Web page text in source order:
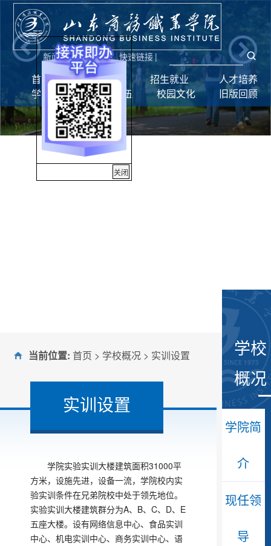
关闭
新闻网|统一门户 快速链接 |
首页 学校概况 招生就业
人才培养
学生工作
师资队伍 校园文化 旧版回顾
当前位置: 首页 > 学校概况 > 实训设置
实训设置
学院实验实训大楼建筑面积31000平
方米，设施先进，设备一流，学院校内实
验实训条件在兄弟院校中处于领先地位。
实验实训大楼建筑群分为A、B、C、D、E
五座大楼。设有网络信息中心、食品实训
中心、机电实训中心、商务实训中心、语
学校
概况
学院简
介
现任领
导